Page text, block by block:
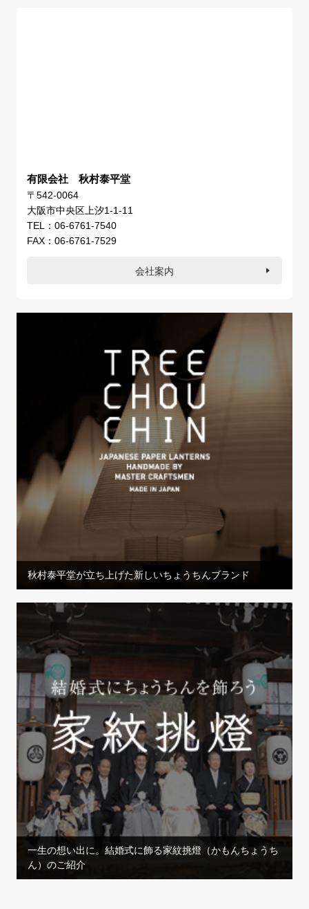
有限会社 秋村泰平堂
〒542-0064
大阪市中央区上汐1-1-11
TEL：06-6761-7540
FAX：06-6761-7529
会社案内
秋村泰平堂が立ち上げた新しいちょうちんブランド
一生の想い出に。結婚式に飾る家紋挑燈（かもんちょうち
ん）のご紹介